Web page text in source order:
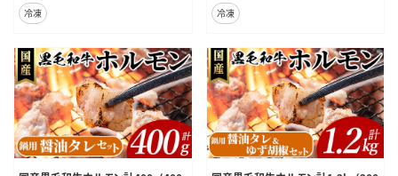
冷凍
冷凍